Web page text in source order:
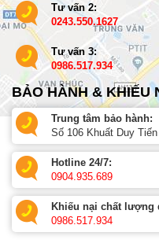
Tư vấn 2:
0243.550.1627
Tư vấn 3:
0986.517.934
BẢO HÀNH & KHIẾU
Trung tâm bảo hành:
Số 106 Khuất Duy
Hotline 24/7:
0904.935.689
Khiếu nại chất lượng
0986.517.934